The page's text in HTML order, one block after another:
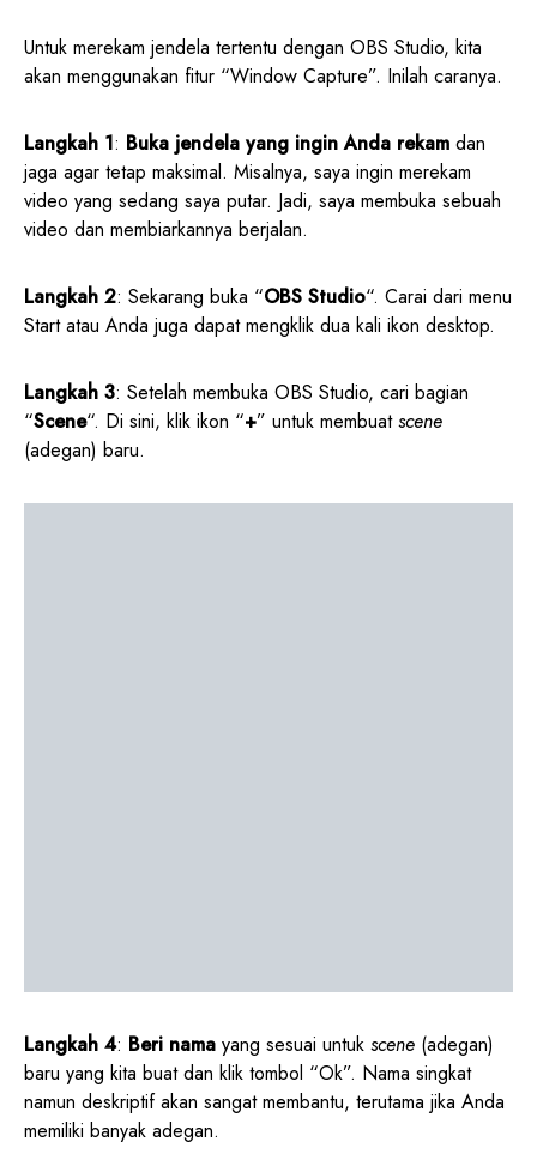
Untuk merekam jendela tertentu dengan OBS Studio, kita
akan menggunakan fitur “Window Capture”. Inilah caranya.
Langkah 1: Buka jendela yang ingin Anda rekam dan
jaga agar tetap maksimal. Misalnya, saya ingin merekam
video yang sedang saya putar. Jadi, saya membuka sebuah
video dan membiarkannya berjalan.
Langkah 2: Sekarang buka “OBS Studio“. Carai dari menu
Start atau Anda juga dapat mengklik dua kali ikon desktop.
Langkah 3: Setelah membuka OBS Studio, cari bagian
“Scene“. Di sini, klik ikon “+” untuk membuatscene
(adegan) baru.
Langkah 4: Beri nama yang sesuai untuk scene (adegan)
baru yang kita buat dan klik tombol “Ok”. Nama singkat
namun deskriptif akan sangat membantu, terutama jika Anda
memiliki banyak adegan.